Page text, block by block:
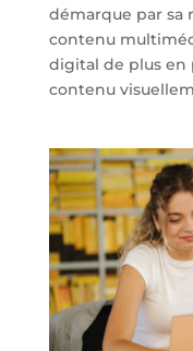
démarque par sa
contenu
digital de plus en
contenu